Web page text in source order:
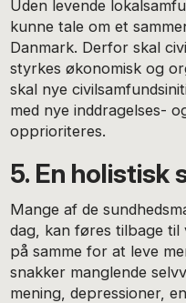
Uden levende
kunne tale om et
Danmark. Derfor skal
styrkes økonomisk og
skal nye
med nye inddragelses-
opprioriteres.
5. En holistisk
Mange af de
dag, kan føres tilbage til
på samme for at leve
snakker manglende
mening, depressioner,